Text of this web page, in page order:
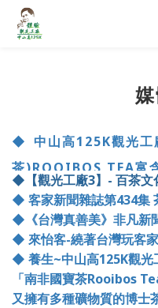
◆ 中山高125K觀光工
茶)ROOIBOS TEA富
棗茶風味更佳
◆ 【觀光工廠3】 - 百茶文
◆ 客家新聞雜誌第434集
◆ 《台灣真善美》非凡新
◆ 來怡客-繞著台灣玩客
◆ 養生~中山高125K觀光
「南非國寶茶Rooibos
又擁有多種礦物質的博士